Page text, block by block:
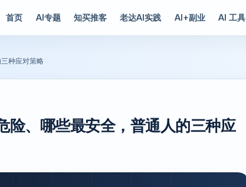
首页 AI专题 知买推客 老达AI实践 AI+副业 AI 工具
种应对策略
、哪些最安全，普通人的三种应